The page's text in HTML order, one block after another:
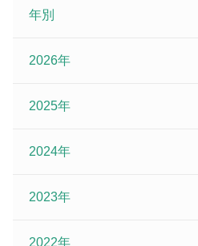
年別
2026年
2025年
2024年
2023年
2022年